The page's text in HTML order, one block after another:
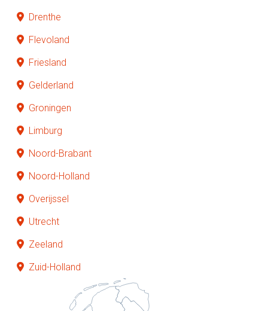
Drenthe
Flevoland
Friesland
Gelderland
Groningen
Limburg
Noord-Brabant
Noord-Holland
Overijssel
Utrecht
Zeeland
Zuid-Holland